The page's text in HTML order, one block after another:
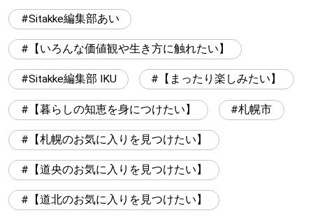
Sitakke編集部あい
【いろんな価値観や生き方に触れたい】
Sitakke編集部 IKU 【まったり楽しみたい】
【暮らしの知恵を身につけたい】 札幌市
【札幌のお気に入りを見つけたい】
【道央のお気に入りを見つけたい】
【道北のお気に入りを見つけたい】